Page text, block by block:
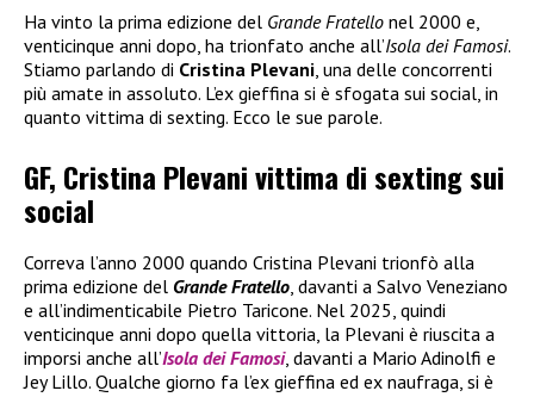
Ha vinto la prima edizione del Grande Fratello nel 2000 e,
venticinque anni dopo, ha trionfato anche all’Isola dei Famosi.
Stiamo parlando di Cristina Plevani , una delle concorrenti
più amate in assoluto. L’ex gieffina si è sfogata sui social, in
quanto vittima di sexting. Ecco le sue parole.
GF, Cristina Plevani vittima di sexting sui
social
Correva l’anno 2000 quando Cristina Plevani trionfò alla
prima edizione del Grande Fratello , davanti a Salvo Veneziano
e all’indimenticabile Pietro Taricone. Nel 2025, quindi
venticinque anni dopo quella vittoria, la Plevani è riuscita a
imporsi anche all’Isola dei Famosi, davanti a Mario Adinolfi e
Jey Lillo. Qualche giorno fa l’ex gieffina ed ex naufraga, si è